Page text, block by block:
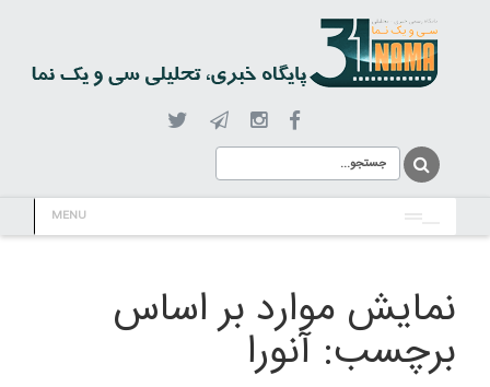
MENU
نمایش موارد بر اساس
برچسب: آنورا